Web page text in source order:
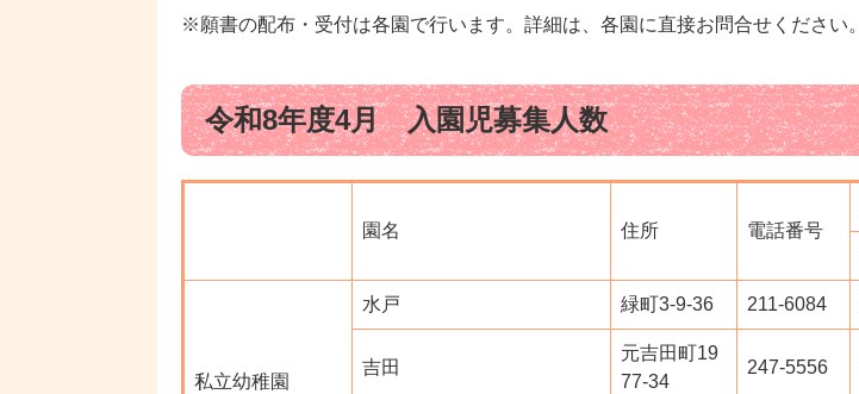
※願書の配布・受付は各園で行います。詳細は、各園に直接お問合せください。
令和8年度4月 入園児募集人数
園名 住所 電話番号
私立幼稚園
水戸 緑町3-9-36 211-6084
吉田
元吉田町19
77-34
247-5556